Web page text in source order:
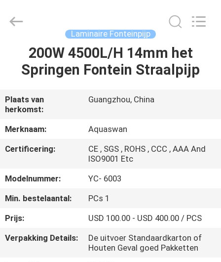
HUIS
ONGEVEER
ONS
FABRIEKSREIS
KWALITEITSCONTROLE
CONTACTEER
ONS
water
co,.ltd.
Laminaire Fonteinpijp
200W 4500L/H 14mm het
Springen Fontein Straalpijp
Plaats van
herkomst:
Guangzhou, China
Merknaam:
Aquaswan
Certificering:
CE , SGS , ROHS , CCC , AAA And
ISO9001 Etc
Modelnummer:
YC- 6003
Min. bestelaantal:
PCs 1
Prijs:
USD 100.00 - USD 400.00 / PCS
Verpakking Details:
De uitvoer Standaardkarton of
Houten Geval goed Pakketten